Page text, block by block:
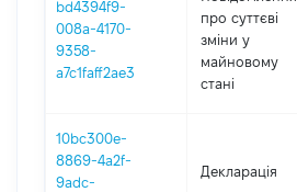
bd4394f9-
008a-4170-
9358-
a7c1faff2ae3
про суттєві
зміни y
майновому
стані
10bc300e-
8869-4a2f-
9adc-
Декларація